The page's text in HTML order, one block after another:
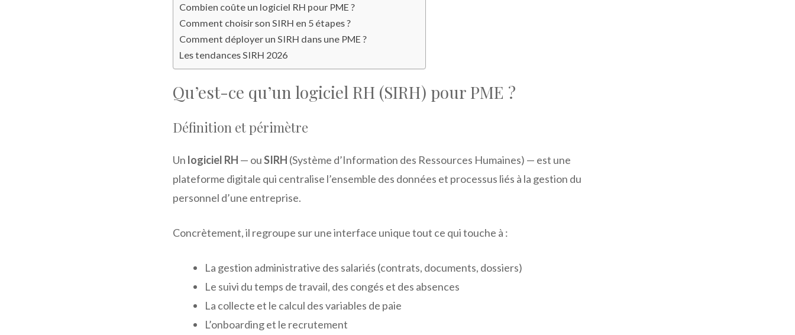
Combien coûte un logiciel RH pour PME ?
Comment choisir son SIRH en 5 étapes ?
Comment déployer un SIRH dans une PME ?
Les tendances SIRH 2026
Qu’est-ce qu’un logiciel RH (SIRH) pour PME ?
Définition et périmètre
Un logiciel RH — ouSIRH (Système d’Information des Ressources Humaines) — est une
plateforme digitale qui centralise l’ensemble des données et processus liés à la gestion du
personnel d’une entreprise.
Concrètement, il regroupe sur une interface unique tout ce qui touche à :
La gestion administrative des salariés (contrats, documents, dossiers)
Le suivi du temps de travail, des congés et des absences
La collecte et le calcul des variables de paie
L’onboarding et le recrutement